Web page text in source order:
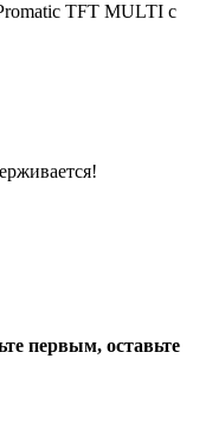
TFT MULTI с
первым, оставьте